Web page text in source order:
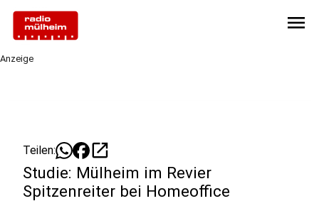
menu
Anzeige
Teilen: open_in_new
Studie: Mülheim im Revier
Spitzenreiter bei Homeoffice